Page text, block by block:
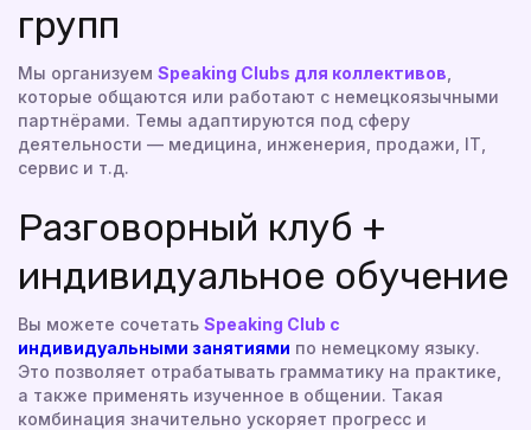
групп
Мы организуем Speaking Clubs для коллективов
которые общаются или работают с немецкоязычными
партнёрами. Темы адаптируются под сферу
деятельности — медицина, инженерия, продажи, IT,
сервис и т.д.
Разговорный клуб +
индивидуальное обучение
Вы можете сочетать Speaking Club с
индивидуальными занятиями по немецкому языку.
Это позволяет отрабатывать грамматику на практике,
а также применять изученное в общении. Такая
комбинация значительно ускоряет прогресс и